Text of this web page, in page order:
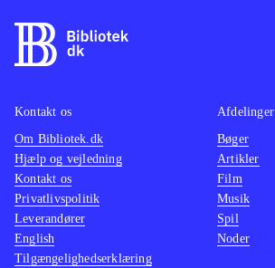
Kontakt os
Om Bibliotek.dk
Hjælp og vejledning
Kontakt os
Privatlivspolitik
Leverandører
English
Tilgængelighedserklæring
Afdelinger
Bøger
Artikler
Film
Musik
Spil
Noder